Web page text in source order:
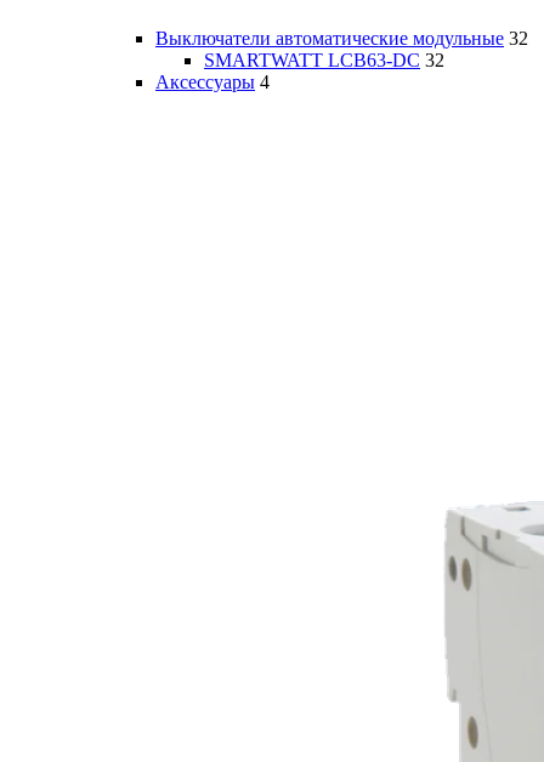
Выключатели автоматические модульные 32
SMARTWATT LCB63-DC 32
Аксессуары 4